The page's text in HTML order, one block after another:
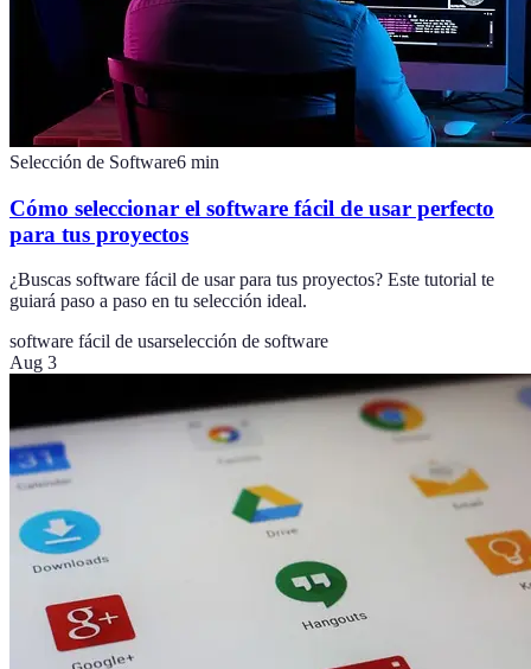
Selección de Software6 min
Cómo seleccionar el software fácil de usar perfecto
para tus proyectos
¿Buscas software fácil de usar para tus proyectos? Este tutorial te
guiará paso a paso en tu selección ideal.
software fácil de usarselección de software
Aug 3